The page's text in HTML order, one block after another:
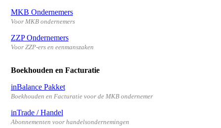
MKB Ondernemers
Voor MKB ondernemers
ZZP Ondernemers
Voor ZZP-ers en eenmanszaken
Boekhouden en Facturatie
inBalance Pakket
Boekhouden en Facturatie voor de MKB ondernemer
inTrade / Handel
Abonnementen voor handelsondernemingen